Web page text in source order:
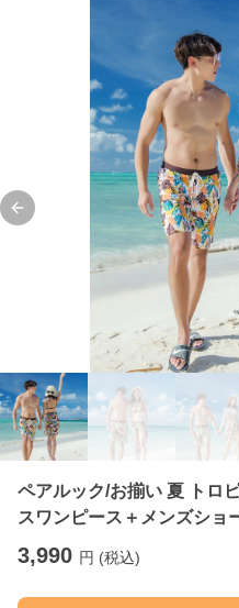
Previous slide
ペアルック/お揃い 夏 トロ
スワンピース＋メンズショ
3,990 円 (税込)